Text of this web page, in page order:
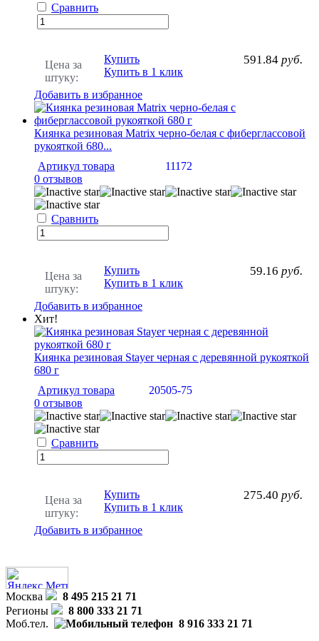
Сравнить
Цена за
штуку:
591.84 руб.
Купить
Купить в 1 клик
Добавить в избранное
Киянка резиновая Matrix черно-белая с фиберглассовой
рукояткой 680...
Артикул товара
11172
0 отзывов
Сравнить
Цена за
штуку:
59.16 руб.
Купить
Купить в 1 клик
Добавить в избранное
Хит!
Киянка резиновая Stayer черная с деревянной рукояткой
680 г
Артикул товара
20505-75
0 отзывов
Сравнить
Цена за
штуку:
275.40 руб.
Купить
Купить в 1 клик
Добавить в избранное
Москва
8 495 215 21 71
Регионы
8 800 333 21 71
Моб.тел.
8 916 333 21 71